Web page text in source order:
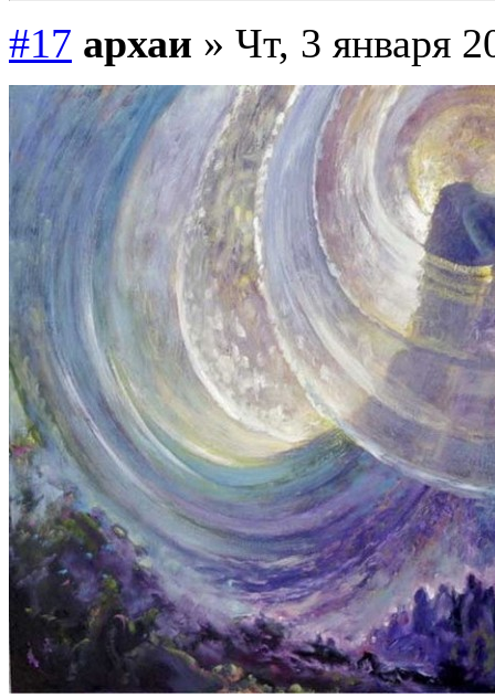
#17 архаи » Чт, 3 января